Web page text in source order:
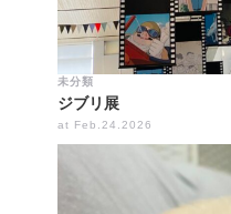
未分類
ジブリ展
at Feb.24.2026